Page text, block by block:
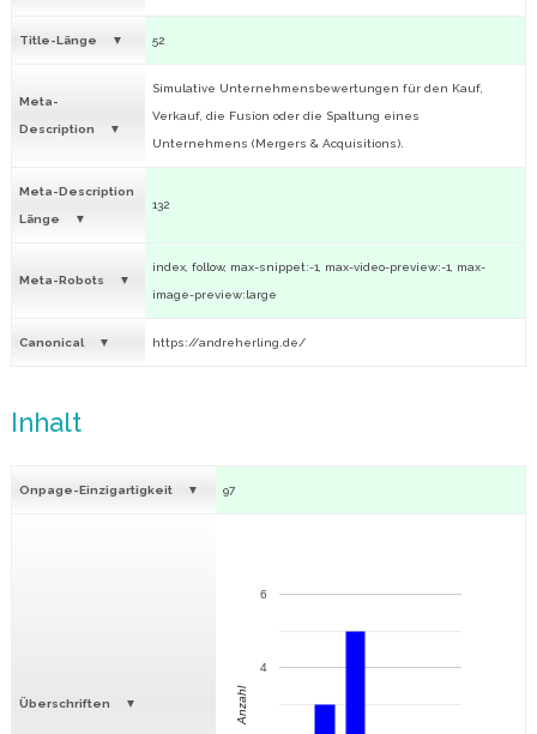
Title-Länge 52
Meta-
Description
Simulative Unternehmensbewertungen für den Kauf,
Verkauf, die Fusion oder die Spaltung eines
Unternehmens (Mergers & Acquisitions).
Meta-Description
Länge
132
Meta-Robots
index, follow, max-snippet:-1, max-video-preview:-1, max-
image-preview:large
Canonical https://andreherling.de/
Inhalt
Onpage-Einzigartigkeit 97
Überschriften
4
6
Anzahl